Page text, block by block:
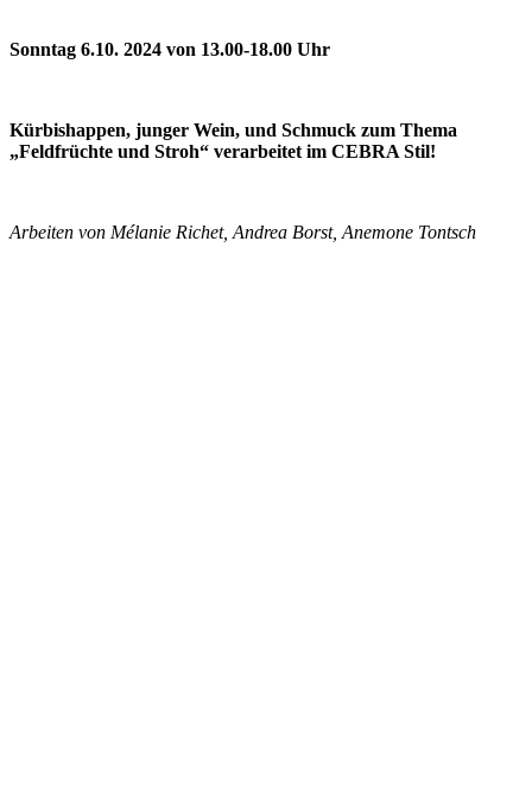
Sonntag 6.10. 2024 von 13.00-18.00 Uhr
Kürbishappen, junger Wein, und Schmuck zum Thema
„Feldfrüchte und Stroh“ verarbeitet im CEBRA Stil!
Arbeiten von Mélanie Richet, Andrea Borst, Anemone Tontsch